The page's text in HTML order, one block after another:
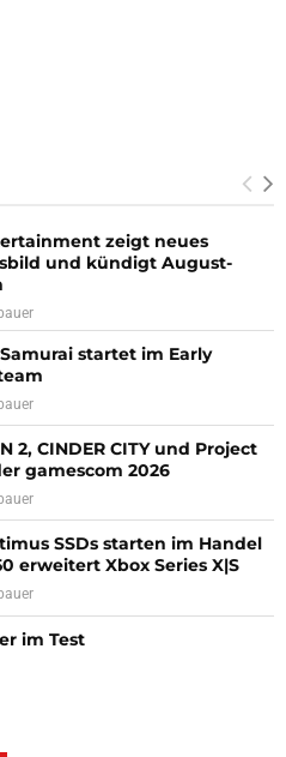
zeigt neues
und kündigt August-
startet im Early
2, CINDER CITY und Project
gamescom 2026
SSDs starten im Handel
erweitert Xbox Series X|S
im Test